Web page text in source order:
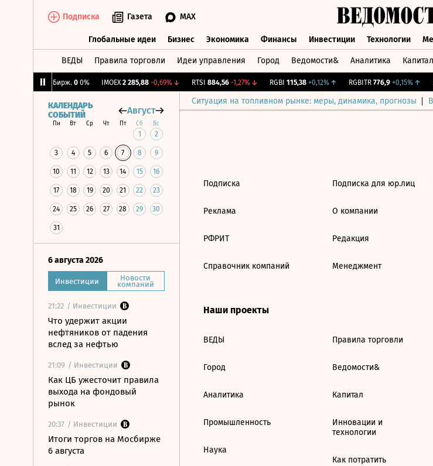
Подписка Газета MAX
Глобальные идеи Бизнес Экономика Финансы Инвестиции Технологии
ВЕДЫ Правила торговли Идеи управления Город Ведомости& Аналитика Капитал
CNY Бирж. 0 0% IMOEX 2 285,88 -0,69%↓ RTSI 884,56 -1,27%↓ RGBI 115,38 +0,12%↑ RGBITR 776,9 +0,15%↑
Ситуация на топливном рынке: меры, динамика, прогнозы
КАЛЕНДАРЬ
СОБЫТИЙ
Август
Пн Вт Ср Чт Пт Сб Вс
1 2
3 4 5 6 7 8 9
10 11 12 13 14 15 16
17 18 19 20 21 22 23
24 25 26 27 28 29 30
31
6 августа 2026
Инвестиции Новости
компаний
21:22 / Инвестиции
Что удержит акции
нефтяников от падения
вслед за нефтью
21:09 / Инвестиции
Как ЦБ ужесточит правила
выхода на фондовый
рынок
20:37 / Инвестиции
Итоги торгов на Мосбирже
6 августа
Подписка
Реклама
РФРИТ
Справочник компаний
Подписка для юр.лиц
О компании
Редакция
Менеджмент
Наши проекты
ВЕДЫ
Город
Аналитика
Промышленность
Наука
Правила торговли
Ведомости&
Капитал
Инновации и
технологии
Как потратить